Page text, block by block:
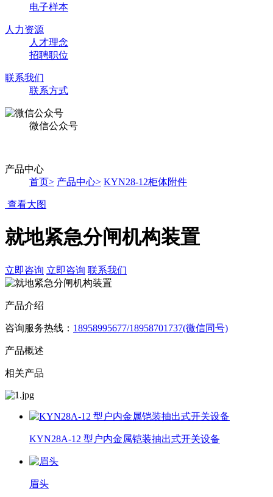
电子样本
人力资源
人才理念
招聘职位
联系我们
联系方式
微信公众号
产品中心
首页> 产品中心> KYN28-12柜体附件
查看大图
就地紧急分闸机构装置
立即咨询 立即咨询 联系我们
产品介绍
咨询服务热线： 18958995677/18958701737(微信同号)
产品概述
相关产品
KYN28A-12 型户内金属铠装抽出式开关设备
眉头